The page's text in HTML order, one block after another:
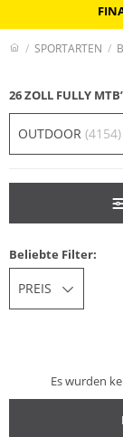
SPORTARTEN
26 ZOLL FULLY
OUTDOOR (4154)
Beliebte Filter:
PREIS
Es wurden